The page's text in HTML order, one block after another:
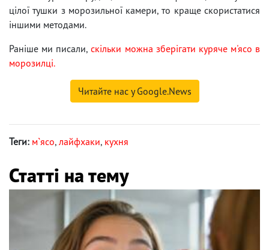
цілої тушки з морозильної камери, то краще скористатися
іншими методами.
Раніше ми писали,скільки можна зберігати куряче м'ясо в
морозилці.
Читайте нас у Google.News
Теги: м`ясо, лайфхаки, кухня
Статті на тему